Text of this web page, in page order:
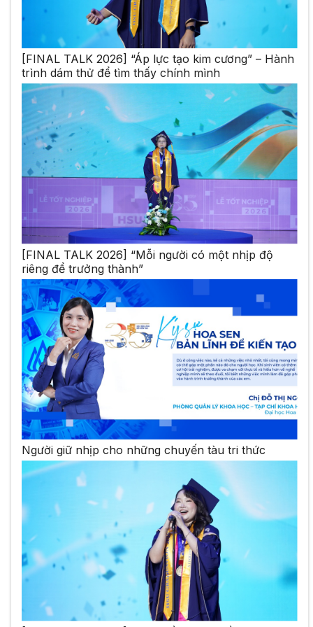
[FINAL TALK 2026] “Áp lực tạo kim cương” – Hành
trình dám thử để tìm thấy chính mình
[FINAL TALK 2026] “Mỗi người có một nhịp độ
riêng để trưởng thành”
Người giữ nhịp cho những chuyến tàu tri thức